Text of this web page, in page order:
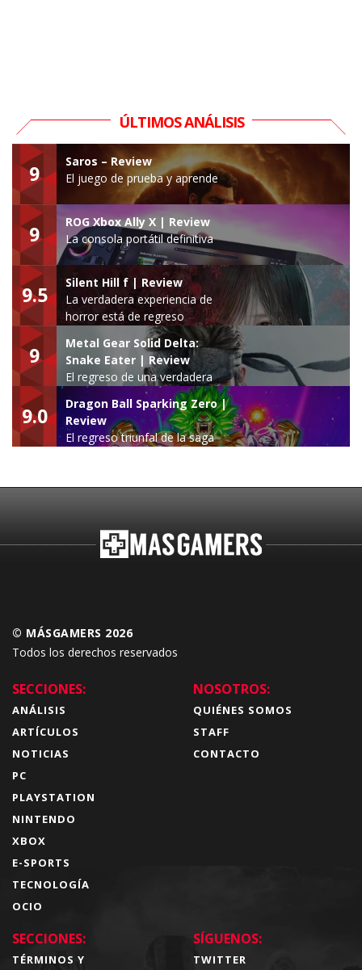
ÚLTIMOS ANÁLISIS
9
Saros – Review
El juego de prueba y aprende
9
ROG Xbox Ally X | Review
La consola portátil definitiva
9.5
Silent Hill f | Review
La verdadera experiencia de
horror está de regreso
9
Metal Gear Solid Delta:
Snake Eater | Review
El regreso de una verdadera
leyenda
9.0
Dragon Ball Sparking Zero |
Review
El regreso triunfal de la saga
© MÁSGAMERS 2026
Todos los derechos reservados
SECCIONES:
ANÁLISIS
ARTÍCULOS
NOTICIAS
PC
PLAYSTATION
NINTENDO
XBOX
E-SPORTS
TECNOLOGÍA
OCIO
NOSOTROS:
QUIÉNES SOMOS
STAFF
CONTACTO
SECCIONES:
TÉRMINOS Y
SÍGUENOS:
TWITTER